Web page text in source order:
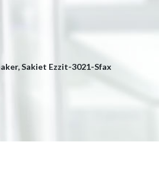
Sakiet Ezzit-3021-Sfax